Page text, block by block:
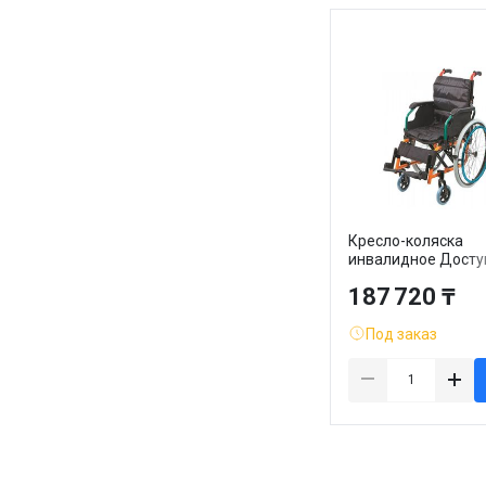
Кресло-коляска
инвалидное
945*945*620 мм
187 720 ₸
Под заказ